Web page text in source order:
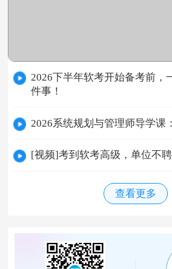
2026下半年软考开始备考前，
件事！
2026系统规划与管理师导学课
[视频]考到软考高级，单位不
查看更多